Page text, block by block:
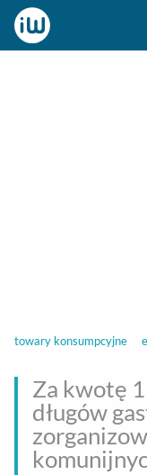
towary konsumpcyjne
Za kwotę 1
długów